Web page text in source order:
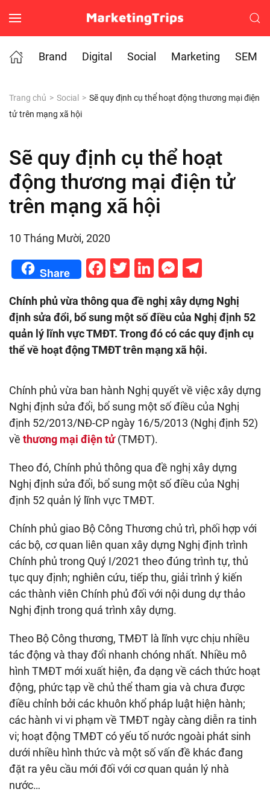
Skip to main content
Brand
Digital Social Marketing SEM
Trang chủ Social
Sẽ quy định cụ thể hoạt động thương mại điện
tử trên mạng xã hội
Sẽ quy định cụ thể hoạt
động thương mại điện tử
trên mạng xã hội
10 Tháng Mười, 2020
Share Facebook
Twitter
LinkedIn
Chính phủ vừa thông qua đề nghị xây dựng Nghị
định sửa đổi, bổ sung một số điều của Nghị định 52
quản lý lĩnh vực TMĐT. Trong đó có các quy định cụ
thể về hoạt động TMĐT trên mạng xã hội.
Chính phủ vừa ban hành Nghị quyết về việc xây dựng
Nghị định sửa đổi, bổ sung một số điều của Nghị
định 52/2013/NĐ-CP ngày 16/5/2013 (Nghị định 52)
về thương mại điện tử(TMĐT).
Theo đó, Chính phủ thông qua đề nghị xây dựng
Nghị định sửa đổi, bổ sung một số điều của Nghị
định 52 quản lý lĩnh vực TMĐT.
Chính phủ giao Bộ Công Thương chủ trì, phối hợp với
các bộ, cơ quan liên quan xây dựng Nghị định trình
Chính phủ trong Quý I/2021 theo đúng trình tự, thủ
tục quy định; nghiên cứu, tiếp thu, giải trình ý kiến
các thành viên Chính phủ đối với nội dung dự thảo
Nghị định trong quá trình xây dựng.
Theo Bộ Công thương, TMĐT là lĩnh vực chịu nhiều
tác động và thay đổi nhanh chóng nhất. Nhiều mô
hình TMĐT mới xuất hiện, đa dạng về cách thức hoạt
động, phức tạp về chủ thể tham gia và chưa được
điều chỉnh bởi các khuôn khổ pháp luật hiện hành;
các hành vi vi phạm về TMĐT ngày càng diễn ra tinh
vi; hoạt động TMĐT có yếu tố nước ngoài phát sinh
dưới nhiều hình thức và một số vấn đề khác đang
đặt ra yêu cầu mới đối với cơ quan quản lý nhà
nước…